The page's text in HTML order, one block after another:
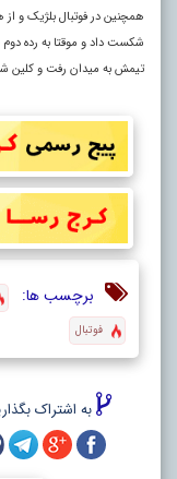
همچنین در فوتبال بلژیک و
شکست داد و موقتا به رده دوم
تیمش به میدان رفت و کلین
برچسب ها:
فوتبال
به اشتراک